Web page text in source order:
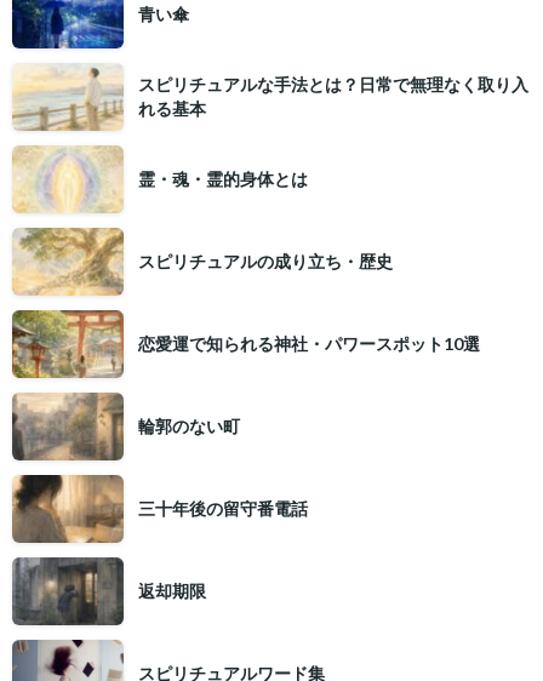
青い傘
スピリチュアルな手法とは？日常で無理なく取り入
れる基本
霊・魂・霊的身体とは
スピリチュアルの成り立ち・歴史
恋愛運で知られる神社・パワースポット10選
輪郭のない町
三十年後の留守番電話
返却期限
スピリチュアルワード集